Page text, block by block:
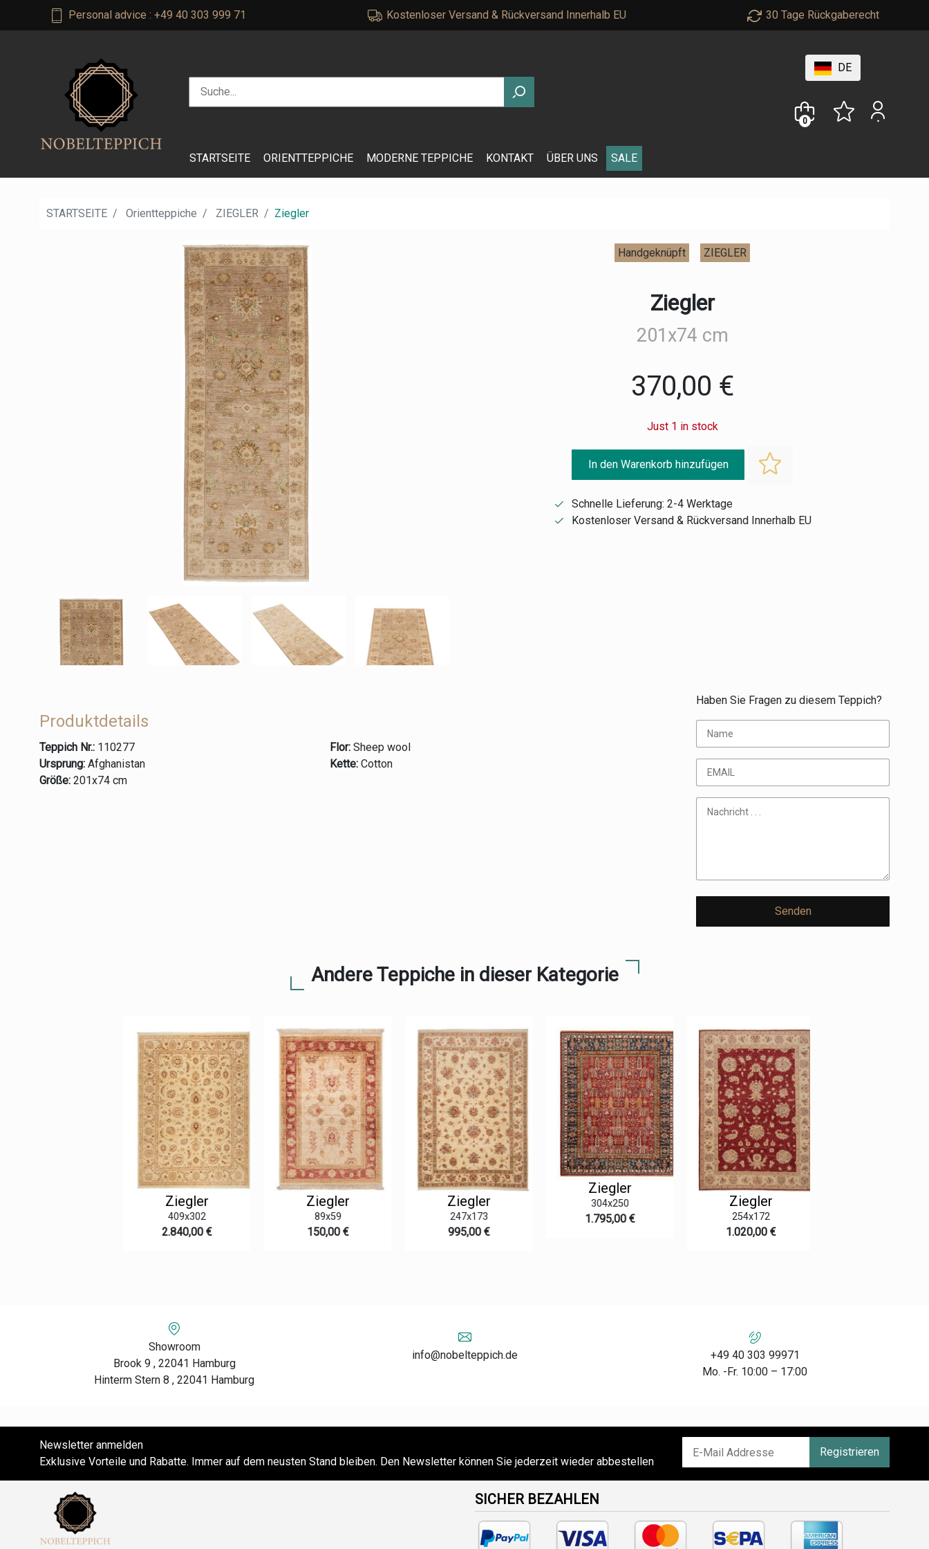
Personal advice : +49 40 303 999 71 Kostenloser Versand & Rückversand Innerhalb EU 30 Tage Rückgaberecht
DE
0
STARTSEITE ORIENTTEPPICHE MODERNE TEPPICHE KONTAKT ÜBER UNS SALE
STARTSEITE Orientteppiche ZIEGLER Ziegler
Handgeknüpft ZIEGLER
Ziegler
201x74 cm
370,00 €
Just 1 in stock
In den Warenkorb hinzufügen
Schnelle Lieferung: 2-4 Werktage
Kostenloser Versand & Rückversand Innerhalb EU
Produktdetails
Teppich Nr.: 110277
Ursprung: Afghanistan
Größe: 201x74 cm
Flor: Sheep wool
Kette: Cotton
Haben Sie Fragen zu diesem Teppich?
Senden
Andere Teppiche in dieser Kategorie
Ziegler
409x302
2.840,00 €
Ziegler
89x59
150,00 €
Ziegler
247x173
995,00 €
Ziegler
304x250
1.795,00 €
Ziegler
254x172
1.020,00 €
Showroom
Brook 9 , 22041 Hamburg
Hinterm Stern 8 , 22041 Hamburg
info@nobelteppich.de
+49 40 303 99971
Mo. -Fr. 10:00 – 17:00
Newsletter anmelden
Exklusive Vorteile und Rabatte. Immer auf dem neusten Stand bleiben. Den Newsletter können Sie jederzeit wieder abbestellen
Registrieren
SICHER BEZAHLEN